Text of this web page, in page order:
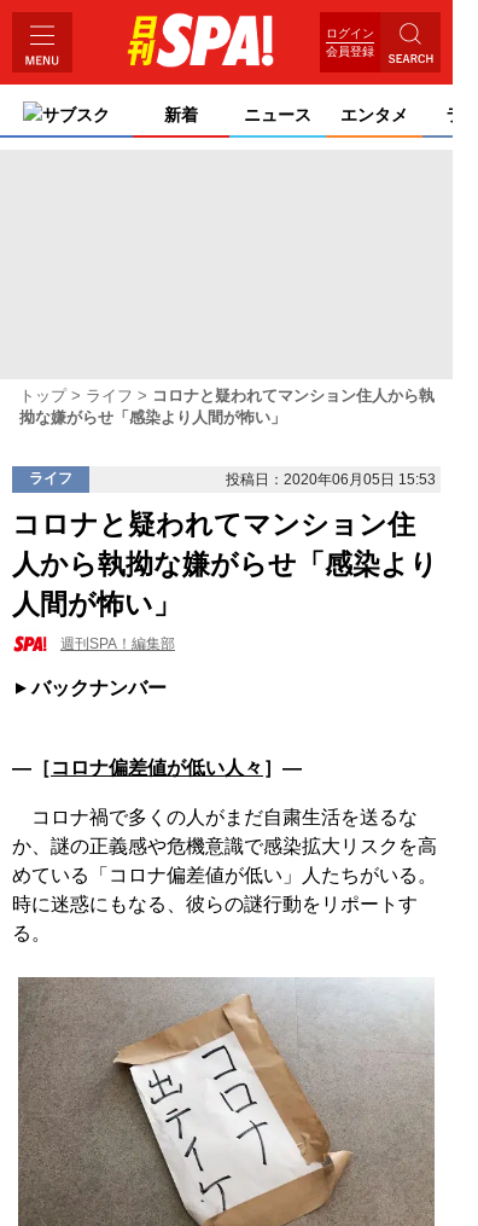
ログイン
会員登録
サブスク 新着 ニュース エンタメ ライ
トップ ライフ
コロナと疑われてマンション住人から執
拗な嫌がらせ「感染より人間が怖い」
ライフ 投稿日：2020年06月05日 15:53
コロナと疑われてマンション住
人から執拗な嫌がらせ「感染より
人間が怖い」
週刊SPA！編集部
バックナンバー
―［コロナ偏差値が低い人々 ］―
コロナ禍で多くの人がまだ自粛生活を送るな
か、謎の正義感や危機意識で感染拡大リスクを高
めている「コロナ偏差値が低い」人たちがいる。
時に迷惑にもなる、彼らの謎行動をリポートす
る。